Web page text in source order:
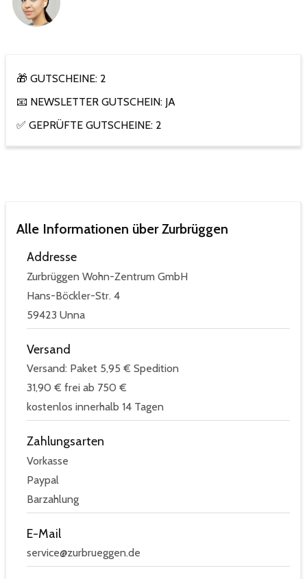
🎁 GUTSCHEINE: 2
📧 NEWSLETTER GUTSCHEIN: JA
✅ GEPRÜFTE GUTSCHEINE: 2
Alle Informationen über Zurbrüggen
Addresse
Zurbrüggen Wohn-Zentrum GmbH
Hans-Böckler-Str. 4
59423 Unna
Versand
Versand: Paket 5,95 € Spedition
31,90 € frei ab 750 €
kostenlos innerhalb 14 Tagen
Zahlungsarten
Vorkasse
Paypal
Barzahlung
E-Mail
service@zurbrueggen.de